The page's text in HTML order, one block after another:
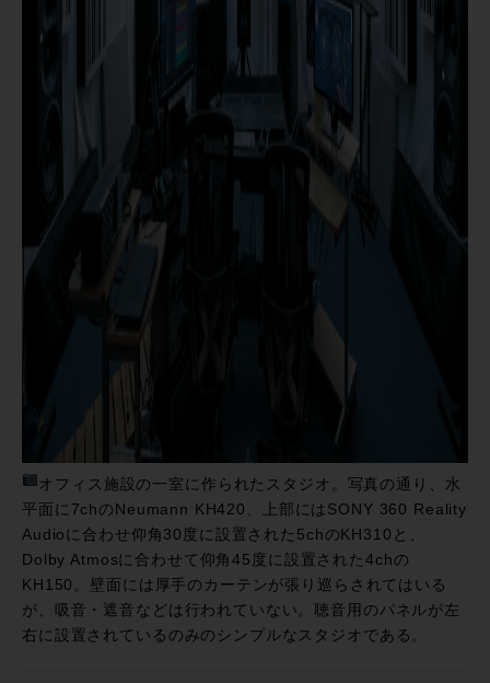
オフィス施設の一室に作られたスタジオ。写真の通り、水
平面に7chのNeumann KH420、上部にはSONY 360 Reality
Audioに合わせ仰角30度に設置された5chのKH310と、
Dolby Atmosに合わせて仰角45度に設置された4chの
KH150。壁面には厚手のカーテンが張り巡らされてはいる
が、吸音・遮音などは行われていない。聴音用のパネルが左
右に設置されているのみのシンプルなスタジオである。